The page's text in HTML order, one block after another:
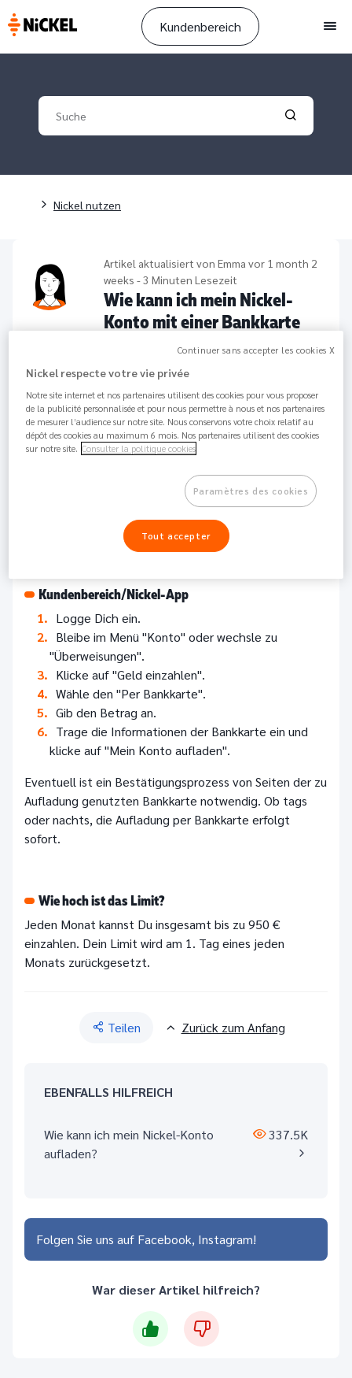
Kundenbereich
Your search
Validate
Pfadnavigation
Nickel nutzen
Artikel aktualisiert von Emma vor 1 month 2
weeks - 3 Minuten Lesezeit
Wie kann ich mein Nickel-
Konto mit einer Bankkarte
106K Teilen
Nickel-Konto nur 2 % des eingezahlten Betrags. Finde
allgemeinen
Geschäftsbedingungen
So einfach kannst Du mit einer Bankkarte Geld auf Dein
Kundenbereich/Nickel-App
Logge Dich ein.
Bleibe im Menü "Konto" oder wechsle zu
"Überweisungen".
Klicke auf "Geld einzahlen".
Wähle den "Per Bankkarte".
Gib den Betrag an.
Trage die Informationen der Bankkarte ein und
klicke auf "Mein Konto aufladen".
Eventuell ist ein Bestätigungsprozess von Seiten der zu
Aufladung genutzten Bankkarte notwendig. Ob tags
oder nachts, die Aufladung per Bankkarte erfolgt
sofort.
Wie hoch ist das Limit?
Jeden Monat kannst Du insgesamt bis zu 950 €
einzahlen. Dein Limit wird am 1. Tag eines jeden
Monats zurückgesetzt.
Teilen Zurück zum Anfang
EBENFALLS HILFREICH
Wie kann ich mein Nickel-Konto
aufladen?
337.5K
Folgen Sie uns auf Facebook Instagram
War dieser Artikel hilfreich?
Continuer sans accepter les cookies X
Nickel respecte votre vie privée
Notre site internet et nos partenaires utilisent des cookies pour vous proposer
de la publicité personnalisée et pour nous permettre à nous et nos partenaires
de mesurer l’audience sur notre site. Nous conservons votre choix relatif au
dépôt des cookies au maximum 6 mois. Nos partenaires utilisent des cookies
sur notre site. Consulter la politique cookies
Paramètres des cookies
Tout accepter